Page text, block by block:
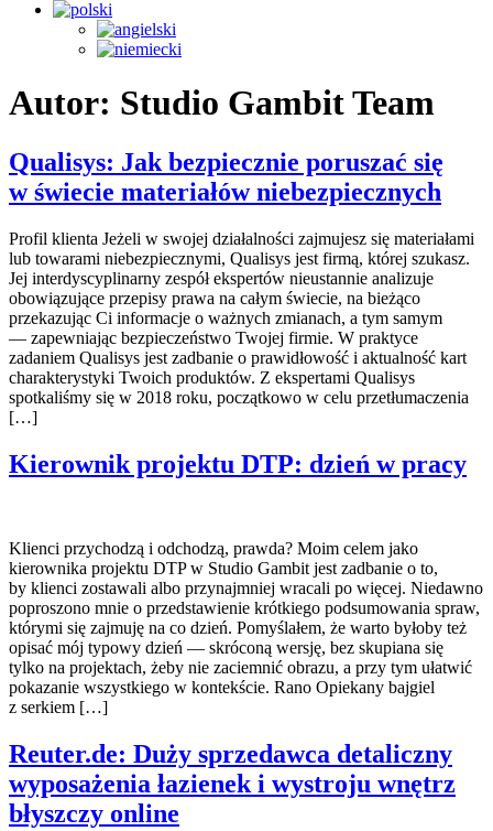
Autor: Studio Gambit Team
Qualisys: Jak bezpiecznie poruszać się
w świecie materiałów niebezpiecznych
Profil klienta Jeżeli w swojej działalności zajmujesz się materiałami
lub towarami niebezpiecznymi, Qualisys jest firmą, której szukasz.
Jej interdyscyplinarny zespół ekspertów nieustannie analizuje
obowiązujące przepisy prawa na całym świecie, na bieżąco
przekazując Ci informacje o ważnych zmianach, a tym samym
— zapewniając bezpieczeństwo Twojej firmie. W praktyce
zadaniem Qualisys jest zadbanie o prawidłowość i aktualność kart
charakterystyki Twoich produktów. Z ekspertami Qualisys
spotkaliśmy się w 2018 roku, początkowo w celu przetłumaczenia
[…]
Kierownik projektu DTP: dzień w pracy
Klienci przychodzą i odchodzą, prawda? Moim celem jako
kierownika projektu DTP w Studio Gambit jest zadbanie o to,
by klienci zostawali albo przynajmniej wracali po więcej. Niedawno
poproszono mnie o przedstawienie krótkiego podsumowania spraw,
którymi się zajmuję na co dzień. Pomyślałem, że warto byłoby też
opisać mój typowy dzień — skróconą wersję, bez skupiana się
tylko na projektach, żeby nie zaciemnić obrazu, a przy tym ułatwić
pokazanie wszystkiego w kontekście. Rano Opiekany bajgiel
z serkiem […]
Reuter.de: Duży sprzedawca detaliczny
wyposażenia łazienek i wystroju wnętrz
błyszczy online